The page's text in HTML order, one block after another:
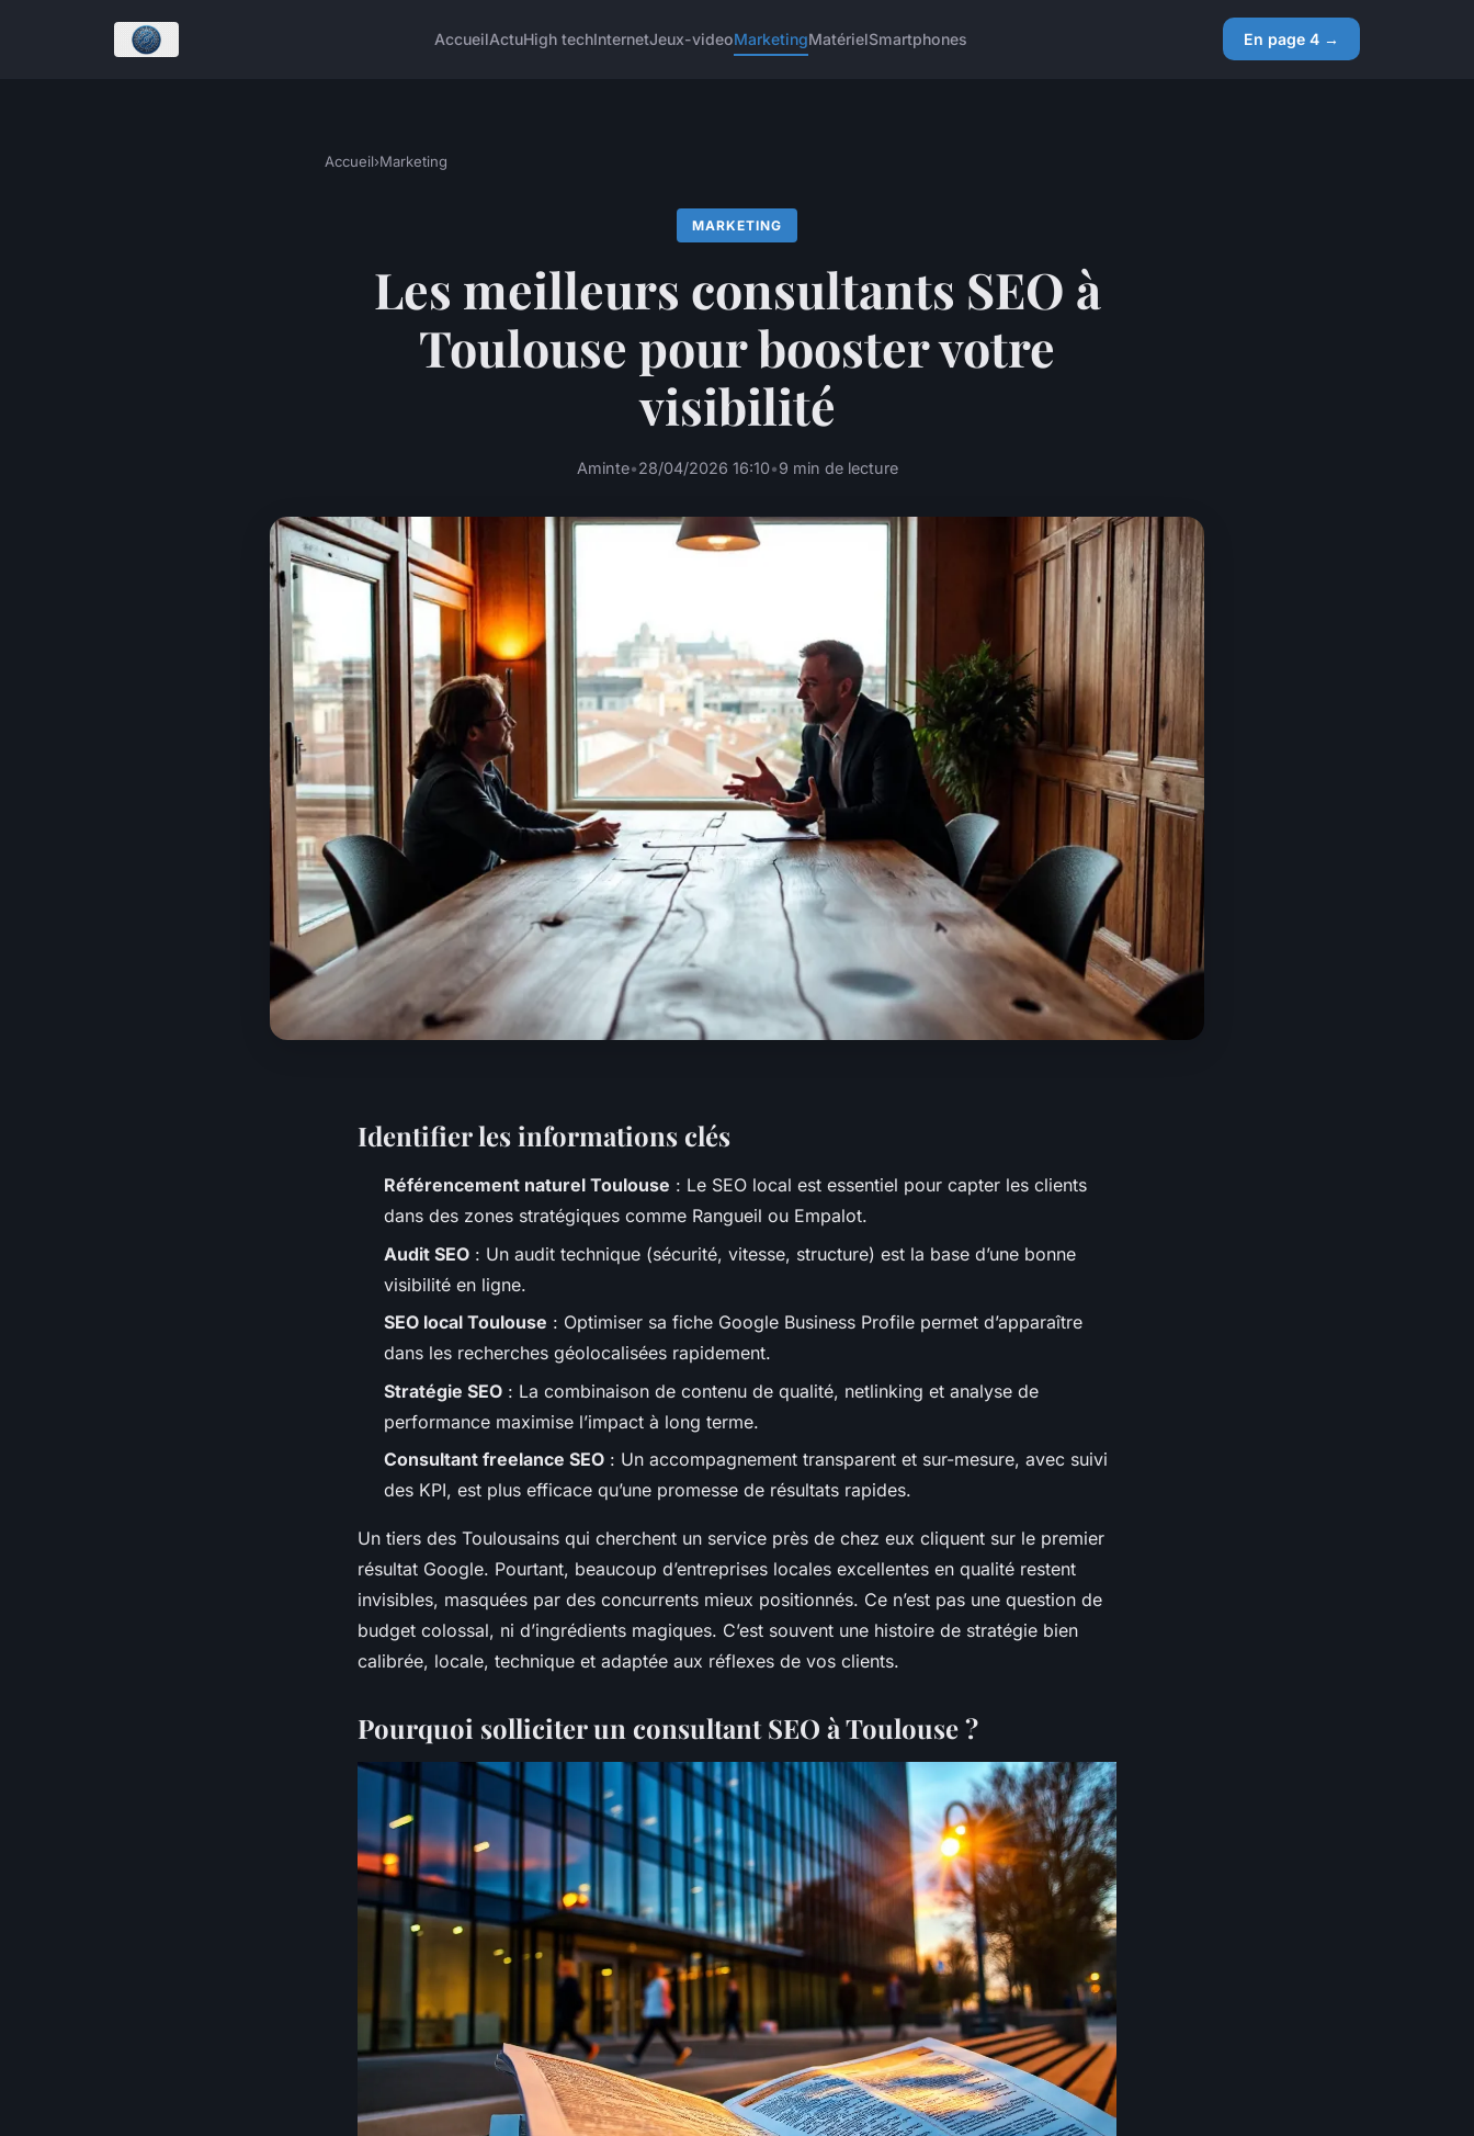
AccueilActuHigh techInternetJeux-videoMarketingMatérielSmartphones En page 4 →
Accueil›Marketing
MARKETING
Les meilleurs consultants SEO à
Toulouse pour booster votre
visibilité
Aminte•28/04/2026 16:10•9 min de lecture
Identifier les informations clés
Référencement naturel Toulouse : Le SEO local est essentiel pour capter les clients
dans des zones stratégiques comme Rangueil ou Empalot.
Audit SEO : Un audit technique (sécurité, vitesse, structure) est la base d’une bonne
visibilité en ligne.
SEO local Toulouse : Optimiser sa fiche Google Business Profile permet d’apparaître
dans les recherches géolocalisées rapidement.
Stratégie SEO : La combinaison de contenu de qualité, netlinking et analyse de
performance maximise l’impact à long terme.
Consultant freelance SEO : Un accompagnement transparent et sur-mesure, avec suivi
des KPI, est plus efficace qu’une promesse de résultats rapides.
Un tiers des Toulousains qui cherchent un service près de chez eux cliquent sur le premier
résultat Google. Pourtant, beaucoup d’entreprises locales excellentes en qualité restent
invisibles, masquées par des concurrents mieux positionnés. Ce n’est pas une question de
budget colossal, ni d’ingrédients magiques. C’est souvent une histoire de stratégie bien
calibrée, locale, technique et adaptée aux réflexes de vos clients.
Pourquoi solliciter un consultant SEO à Toulouse ?